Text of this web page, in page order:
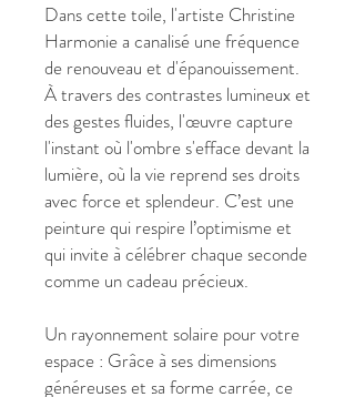
Dans cette toile, l'artiste Christine
Harmonie a canalisé une fréquence
de renouveau et d'épanouissement.
À travers des contrastes lumineux et
des gestes fluides, l'œuvre capture
l'instant où l'ombre s'efface devant la
lumière, où la vie reprend ses droits
avec force et splendeur. C’est une
peinture qui respire l’optimisme et
qui invite à célébrer chaque seconde
comme un cadeau précieux.
Un rayonnement solaire pour votre
espace : Grâce à ses dimensions
généreuses et sa forme carrée, ce